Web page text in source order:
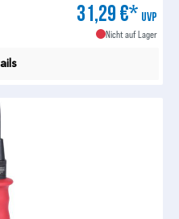
31,29 €* UVP
Nicht auf Lager